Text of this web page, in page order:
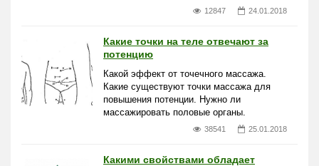
12847 24.01.2018
Какие точки на теле отвечают за
потенцию
Какой эффект от точечного массажа.
Какие существуют точки массажа для
повышения потенции. Нужно ли
массажировать половые органы.
38541 25.01.2018
Какими свойствами обладает